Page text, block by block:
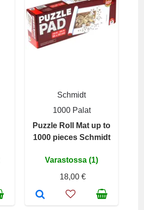
Schmidt
1000 Palat
Puzzle Roll Mat up to
1000 pieces Schmidt
Varastossa (1)
18,00 €